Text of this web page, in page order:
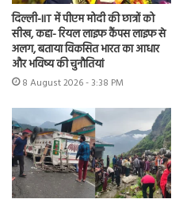
दिल्ली-IIT में पीएम मोदी की छात्रों को
सीख, कहा- रियल लाइफ कैंपस लाइफ से
अलग, बताया विकसित भारत का आधार
और भविष्य की चुनौतियां
8 August 2026 - 3:38 PM